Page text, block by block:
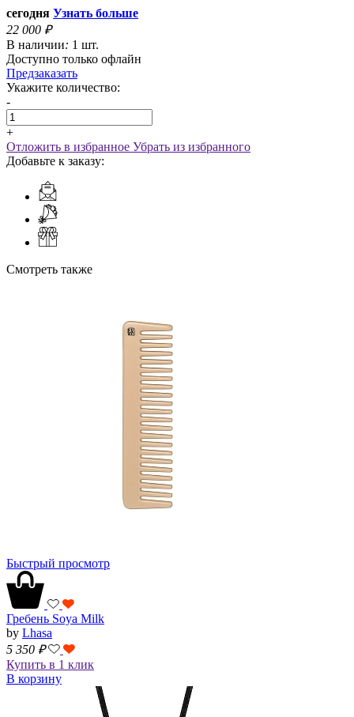
сегодня Узнать больше
22 000 ₽
В наличии: 1 шт.
Доступно только офлайн
Предзаказать
Укажите количество:
-
+
Отложить в избранное Убрать из избранного
Добавьте к заказу:
Смотреть также
Быстрый просмотр
Гребень Soya Milk
by Lhasa
5 350 ₽
Купить в 1 клик
В корзину